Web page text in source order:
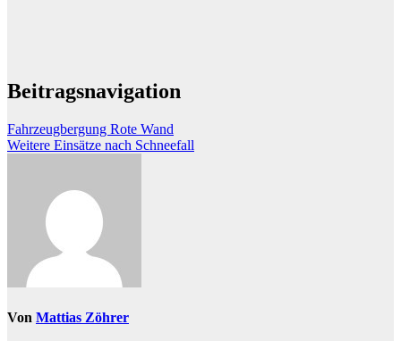
Beitragsnavigation
Fahrzeugbergung Rote Wand
Weitere Einsätze nach Schneefall
Von Mattias Zöhrer